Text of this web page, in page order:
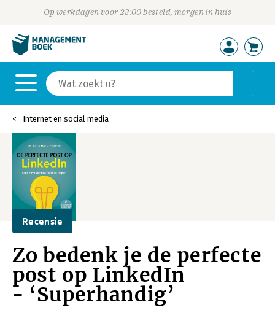
Op werkdagen voor 23:00 besteld, morgen in huis
Internet en social media
Recensie
Zo bedenk je de perfecte
post op LinkedIn
- ‘Superhandig’